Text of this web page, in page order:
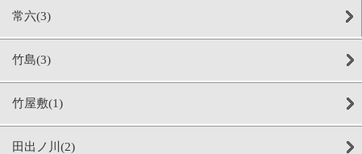
常六(3)
竹島(3)
竹屋敷(1)
田出ノ川(2)